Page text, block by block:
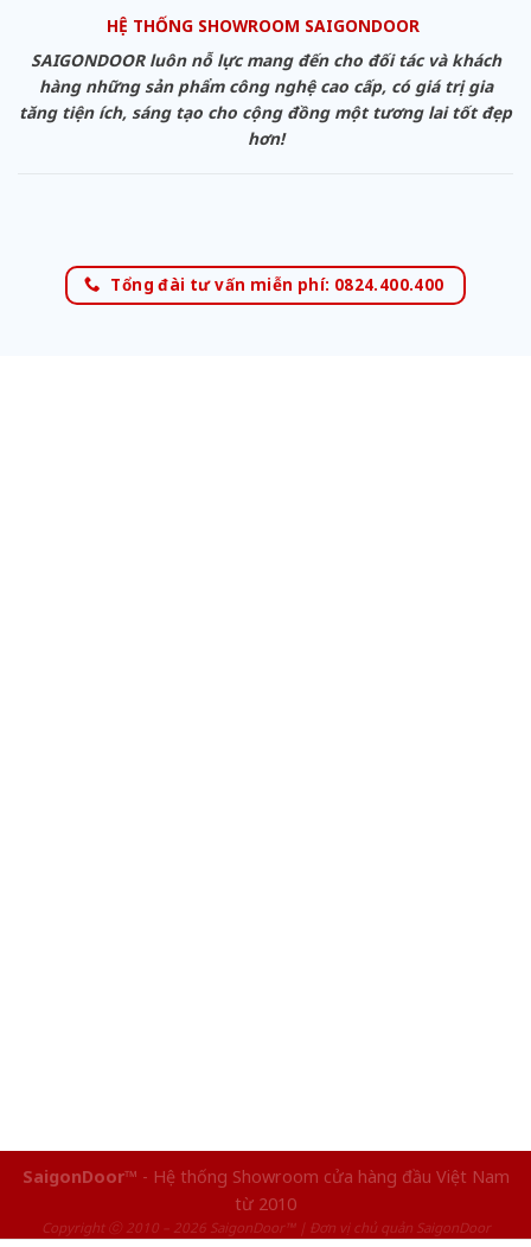
HỆ THỐNG SHOWROOM SAIGONDOOR
SAIGONDOOR luôn nỗ lực mang đến cho đối tác và khách
hàng những sản phẩm công nghệ cao cấp, có giá trị gia
tăng tiện ích, sáng tạo cho cộng đồng một tương lai tốt đẹp
hơn!
Tổng đài tư vấn miễn phí: 0824.400.400
SaigonDoor™ - Hệ thống Showroom cửa hàng đầu Việt Nam
từ 2010
Copyright ⓒ 2010 – 2026 SaigonDoor™ | Đơn vị chủ quản SaigonDoor